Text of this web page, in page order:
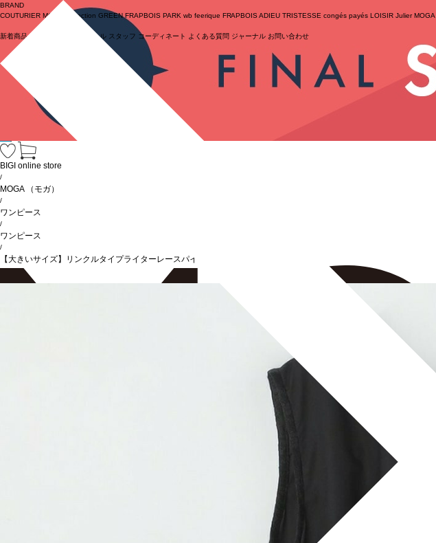
BRAND
COUTURIER MOGA Collection GREEN FRAPBOIS PARK wb feerique FRAPBOIS ADIEU TRISTESSE congés payés LOISIR Julier MOGA
新着商品 (ライブ) セール スタッフ コーディネート よくある質問 ジャーナル お問い合わせ
BIGI online store
/
MOGA （モガ）
/
ワンピース
/
ワンピース
/
【大きいサイズ】リンクルタイプライターレースパイピングワンピース